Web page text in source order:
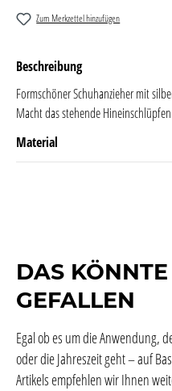
Zum Merkzettel hinzufügen
Beschreibung
Formschöner Schuhanzieher mit
Macht das stehende
Material
DAS
GEFALLEN
Egal ob es um die Anwendung,
oder die Jahreszeit geht – auf
Artikels empfehlen wir Ihnen